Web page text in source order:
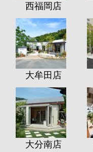
西福岡店
大牟田店
大分南店